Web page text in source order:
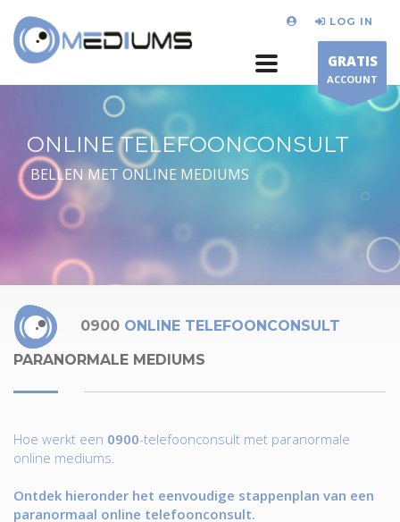
LOG IN
GRATIS
ACCOUNT
ONLINE TELEFOONCONSULT
BELLEN MET ONLINE MEDIUMS
0900 ONLINE TELEFOONCONSULT
PARANORMALE MEDIUMS
Hoe werkt een 0900-telefoonconsult met paranormale
online mediums.
Ontdek hieronder het eenvoudige stappenplan van een
paranormaal online telefoonconsult.